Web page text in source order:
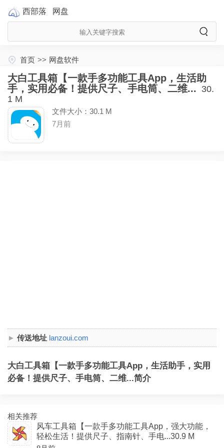
西部落 网盘
首页 >> 网盘软件
大白工具箱【一款手多功能工具App，生活助
手，实用必备！提供尺子、手电筒、二维... 30.
1 M
文件大小：30.1 M
7月前
传送地址 lanzoui.com
大白工具箱【一款手多功能工具App，生活助手，实用
必备！提供尺子、手电筒、二维...简介
相关推荐
风车工具箱【一款手多功能工具App，强大功能，
轻松生活！提供尺子、指南针、手电...30.9 M